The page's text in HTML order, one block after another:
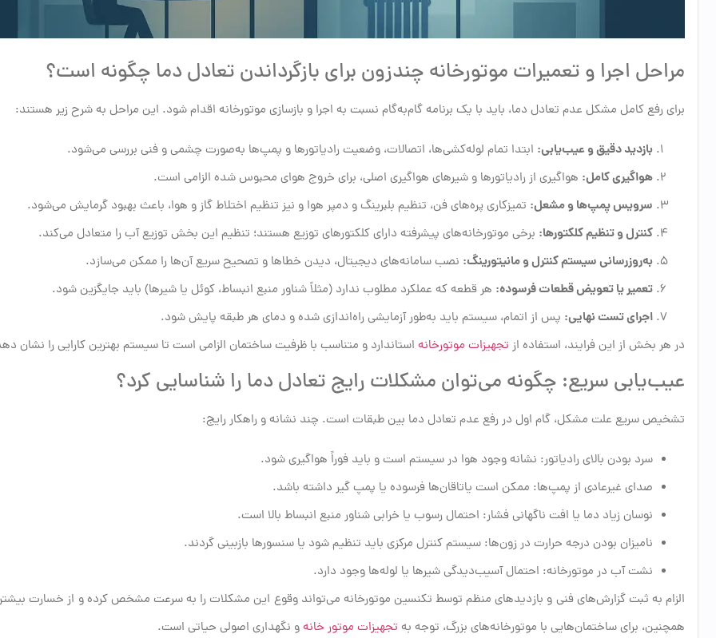
مراحل اجرا و تعمیرات موتورخانه چندزون برای بازگرداندن تعادل دما چگونه است؟
برای رفع کامل مشکل عدم تعادل دما، باید با یک برنامه گام‌به‌گام نسبت به اجرا و بازسازی موتورخانه اقدام شود. این مراحل به شرح زیر هستند:
بازدید دقیق و عیب‌یابی: ابتدا تمام لوله‌کشی‌ها، اتصالات، وضعیت رادیاتورها و پمپ‌ها به‌صورت چشمی و فنی بررسی می‌شود.
هواگیری کامل: هواگیری از رادیاتورها و شیرهای هواگیری اصلی، برای خروج هوای محبوس شده الزامی است.
سرویس پمپ‌ها و مشعل: تمیزکاری پره‌های فن، تنظیم بلبرینگ و دمپر هوا و نیز تنظیم اختلاط گاز و هوا، باعث بهبود گرمایش می‌شود.
کنترل و تنظیم کلکتورها: برخی موتورخانه‌های پیشرفته دارای کلکتورهای توزیع هستند؛ تنظیم این بخش توزیع آب را متعادل می‌کند.
به‌روزرسانی سیستم کنترل و مانیتورینگ: نصب سامانه‌های دیجیتال، دیدن خطاها و تصحیح سریع آن‌ها را ممکن می‌سازد.
تعمیر یا تعویض قطعات فرسوده: هر قطعه که عملکرد مطلوب ندارد (مثلاً شناور منبع انبساط، کوئل یا شیرها) باید جایگزین شود.
اجرای تست نهایی: پس از اتمام، سیستم باید به‌طور آزمایشی راه‌اندازی شده و دمای هر طبقه پایش شود.
در هر بخش از این فرایند، استفاده از تجهیزات موتورخانه استاندارد و متناسب با ظرفیت ساختمان الزامی است تا سیستم بهترین کارایی را نشان
عیب‌یابی سریع: چگونه می‌توان مشکلات رایج تعادل دما را شناسایی کرد؟
تشخیص سریع علت مشکل، گام اول در رفع عدم تعادل دما بین طبقات است. چند نشانه و راهکار رایج:
سرد بودن بالای رادیاتور: نشانه وجود هوا در سیستم است و باید فوراً هواگیری شود.
صدای غیرعادی از پمپ‌ها: ممکن است یاتاقان‌ها فرسوده یا پمپ گیر داشته باشد.
نوسان زیاد دما یا افت ناگهانی فشار: احتمال رسوب یا خرابی شناور منبع انبساط بالا است.
نامیزان بودن درجه حرارت در زون‌ها: سیستم کنترل مرکزی باید تنظیم شود یا سنسورها بازبینی گردند.
نشت آب در موتورخانه: احتمال آسیب‌دیدگی شیرها یا لوله‌ها وجود دارد.
الزام به ثبت گزارش‌های فنی و بازدیدهای منظم توسط تکنسین موتورخانه می‌تواند وقوع این مشکلات را به سرعت مشخص کرده و از خسارت
همچنین، برای ساختمان‌هایی با موتورخانه‌های بزرگ، توجه به تجهیزات موتور خانهو نگهداری اصولی حیاتی است.